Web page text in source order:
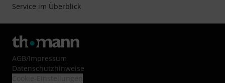
Service im Überblick
AGB/Impressum
Datenschutzhinweise